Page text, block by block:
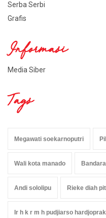
Serba Serbi
Grafis
Informasi
Media Siber
Tags
Megawati soekarnoputri
Wali kota manado Bandara
Andi sololipu Rieke diah
Ir h k r m h pudjiarso